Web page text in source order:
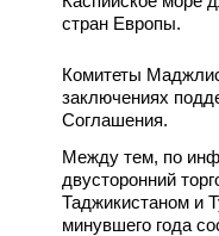
стран Европы.
Комитеты
заключениях
Соглашения.
Между тем, по
двусторонний
Таджикистаном и
минувшего года